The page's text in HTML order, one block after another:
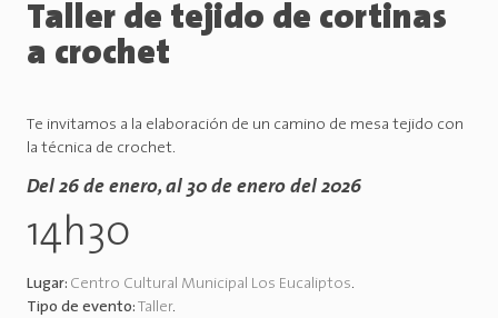
Taller de tejido de cortinas
a crochet
Te invitamos a la elaboración de un camino de mesa tejido con
la técnica de crochet.
Del 26 de enero, al 30 de enero del 2026
14h30
Lugar: Centro Cultural Municipal Los Eucaliptos.
Tipo de evento: Taller.